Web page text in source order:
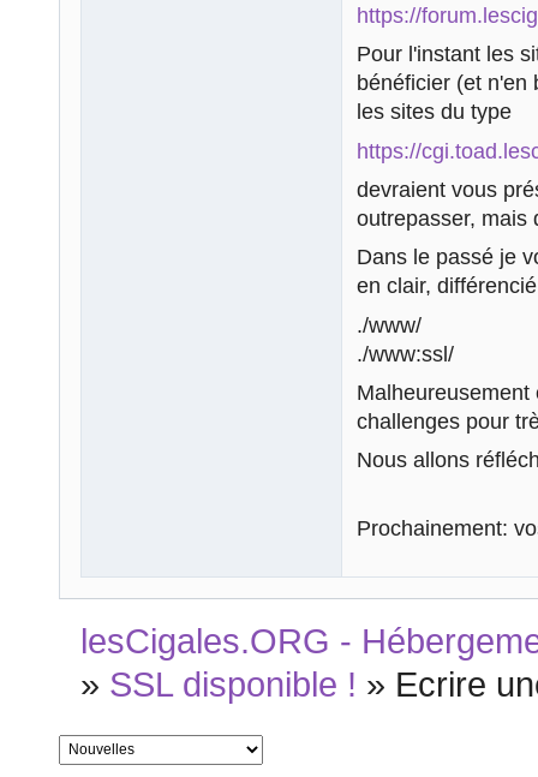
https://
Pour l'instant les
bénéficier (et n'en
les sites du type
https://
devraient vous
outrepasser, mais
Dans le passé je
en clair,
./www/
./www:ssl/
challenges pour
Nous allons
Prochainement:
lesCigales.ORG -
» SSL disponible ! » Ecrire